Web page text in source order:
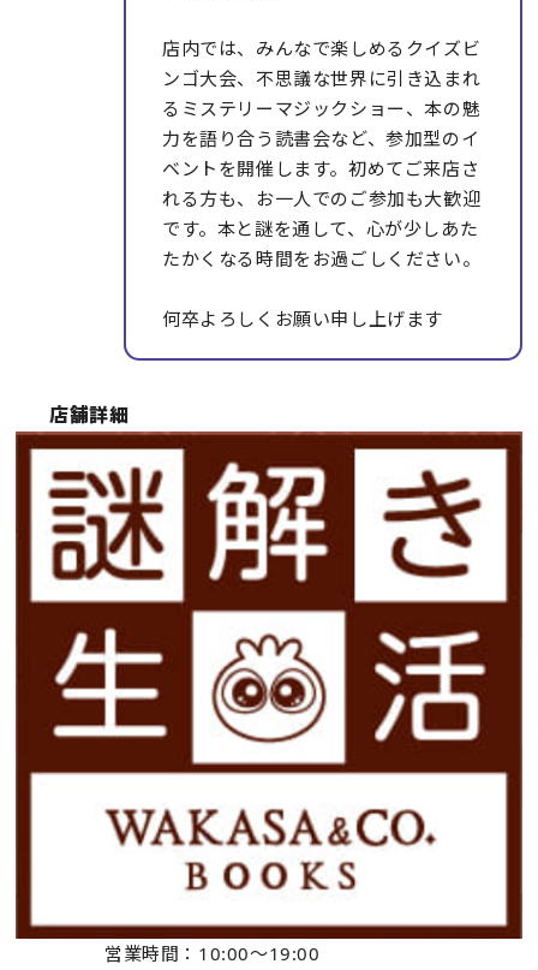
店内では、みんなで楽しめるクイズビ
ンゴ大会、不思議な世界に引き込まれ
るミステリーマジックショー、本の魅
力を語り合う読書会など、参加型のイ
ベントを開催します。初めてご来店さ
れる方も、お一人でのご参加も大歓迎
です。本と謎を通して、心が少しあた
たかくなる時間をお過ごしください。
何卒よろしくお願い申し上げます
店舗詳細
営業時間：10:00〜19:00